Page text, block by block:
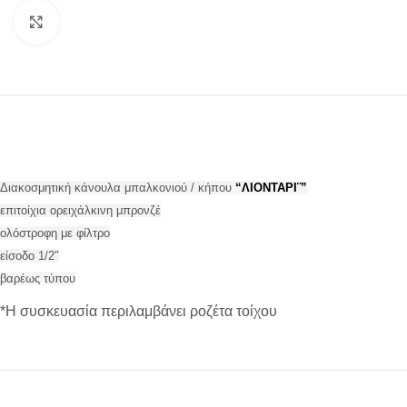
Διακοσμητική κάνουλα μπαλκονιού / κήπου “ΛΙΟΝΤΑΡΙ¨”
επιτοίχια ορειχάλκινη μπρονζέ
ολόστροφη με φίλτρο
είσοδο 1/2″
βαρέως τύπου
*Η συσκευασία περιλαμβάνει ροζέτα τοίχου